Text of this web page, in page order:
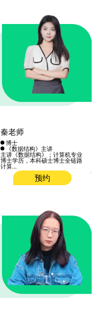
秦老师
博士
《数据结构》主讲
主讲《数据结构》；计算机专业
博士学历，本科硕士博士全链路
计算...
预约